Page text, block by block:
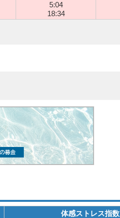
5:04
18:34
体感ストレス指数